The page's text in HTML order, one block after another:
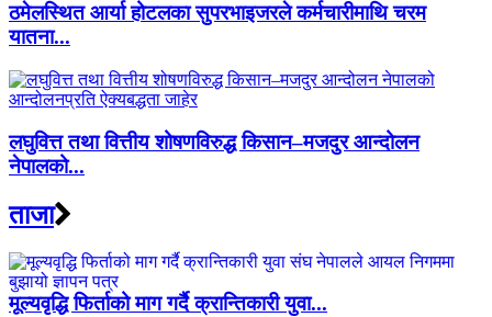
ठमेलस्थित आर्या होटलका सुपरभाइजरले कर्मचारीमाथि चरम
यातना...
लघुवित्त तथा वित्तीय शोषणविरुद्ध किसान–मजदुर आन्दोलन
नेपालको...
ताजा
मूल्यवृद्धि फिर्ताको माग गर्दै क्रान्तिकारी युवा...